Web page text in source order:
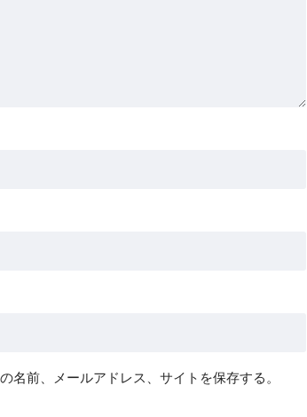
名前、メールアドレス、サイトを保存する。